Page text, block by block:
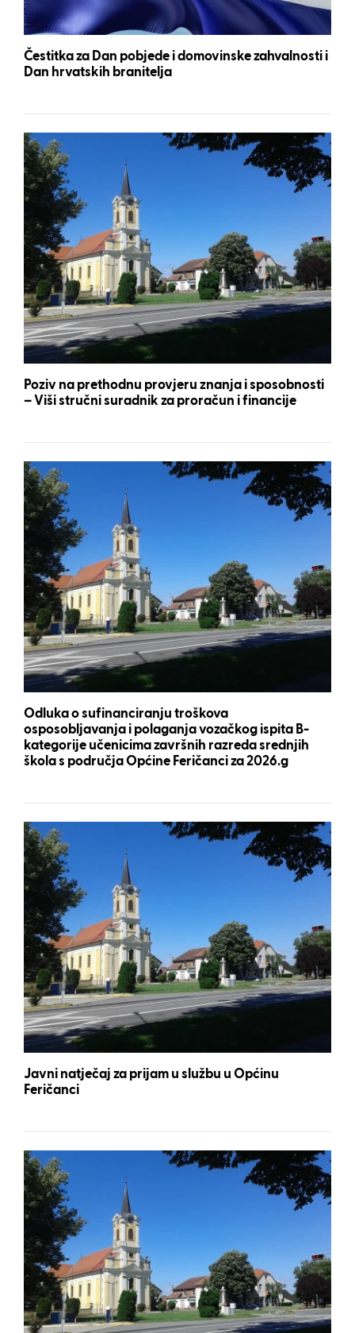
Čestitka za Dan pobjede i domovinske zahvalnosti i
Dan hrvatskih branitelja
Poziv na prethodnu provjeru znanja i sposobnosti
– Viši stručni suradnik za proračun i financije
Odluka o sufinanciranju troškova
osposobljavanja i polaganja vozačkog ispita B-
kategorije učenicima završnih razreda srednjih
škola s područja Općine Feričanci za 2026.g
Javni natječaj za prijam u službu u Općinu
Feričanci